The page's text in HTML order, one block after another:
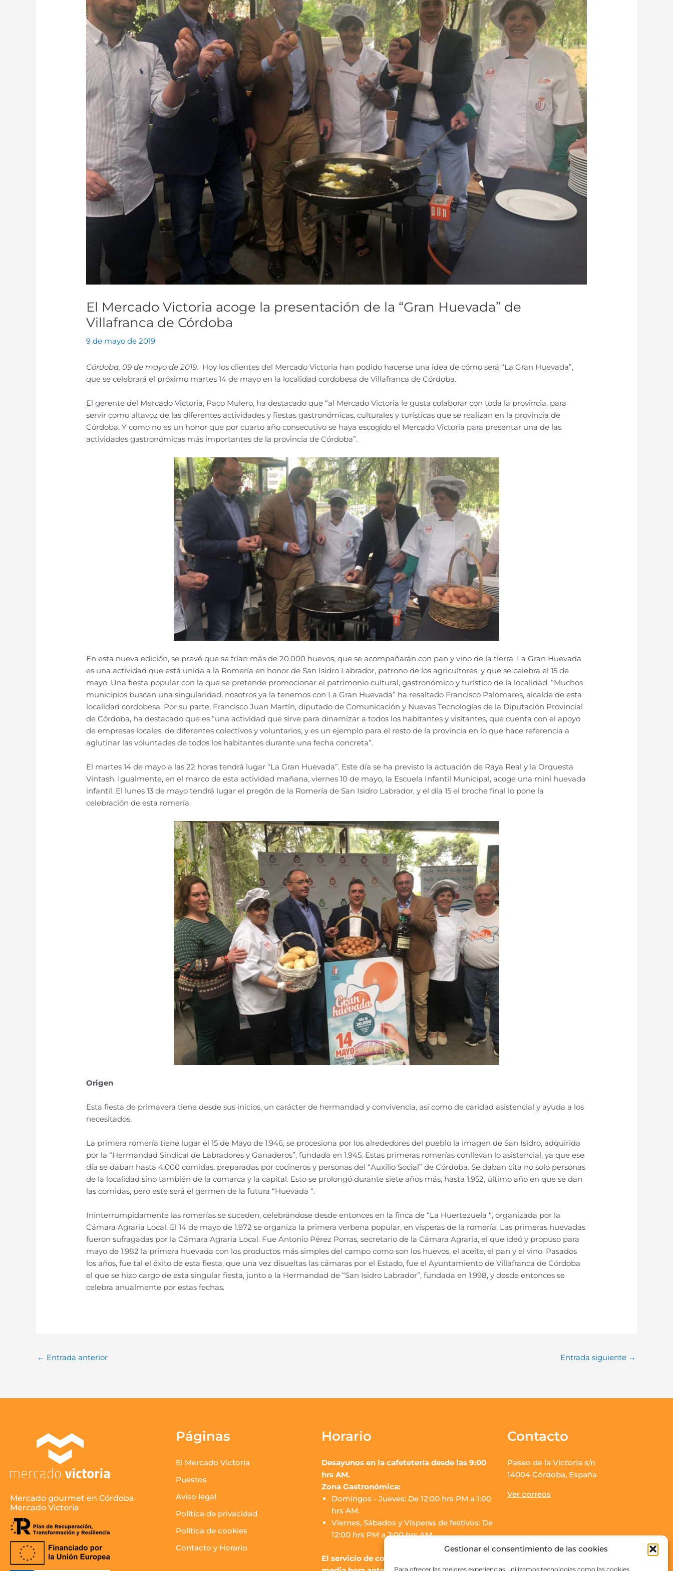
Gestionar el consentimiento de las cookies
Para ofrecer las mejores experiencias, utilizamos tecnologías como las cookies
El Mercado Victoria acoge la presentación de la “Gran Huevada” de
Villafranca de Córdoba
9 de mayo de 2019
Córdoba, 09 de mayo de 2019. Hoy los clientes del Mercado Victoria han podido hacerse una idea de cómo será “La Gran Huevada”,
que se celebrará el próximo martes 14 de mayo en la localidad cordobesa de Villafranca de Córdoba.
El gerente del Mercado Victoria, Paco Mulero, ha destacado que “al Mercado Victoria le gusta colaborar con toda la provincia, para
servir como altavoz de las diferentes actividades y fiestas gastronómicas, culturales y turísticas que se realizan en la provincia de
Córdoba. Y como no es un honor que por cuarto año consecutivo se haya escogido el Mercado Victoria para presentar una de las
actividades gastronómicas más importantes de la provincia de Córdoba”.
En esta nueva edición, se prevé que se frían más de 20.000 huevos, que se acompañarán con pan y vino de la tierra. La Gran Huevada
es una actividad que está unida a la Romería en honor de San Isidro Labrador, patrono de los agricultores, y que se celebra el 15 de
mayo. Una fiesta popular con la que se pretende promocionar el patrimonio cultural, gastronómico y turístico de la localidad. “Muchos
municipios buscan una singularidad, nosotros ya la tenemos con La Gran Huevada” ha resaltado Francisco Palomares, alcalde de esta
localidad cordobesa. Por su parte, Francisco Juan Martín, diputado de Comunicación y Nuevas Tecnologías de la Diputación Provincial
de Córdoba, ha destacado que es “una actividad que sirve para dinamizar a todos los habitantes y visitantes, que cuenta con el apoyo
de empresas locales, de diferentes colectivos y voluntarios, y es un ejemplo para el resto de la provincia en lo que hace referencia a
aglutinar las voluntades de todos los habitantes durante una fecha concreta”.
El martes 14 de mayo a las 22 horas tendrá lugar “La Gran Huevada”. Este día se ha previsto la actuación de Raya Real y la Orquesta
Vintash. Igualmente, en el marco de esta actividad mañana, viernes 10 de mayo, la Escuela Infantil Municipal, acoge una mini huevada
infantil. El lunes 13 de mayo tendrá lugar el pregón de la Romería de San Isidro Labrador, y el día 15 el broche final lo pone la
celebración de esta romería.
Origen
Esta fiesta de primavera tiene desde sus inicios, un carácter de hermandad y convivencia, así como de caridad asistencial y ayuda a los
necesitados.
La primera romería tiene lugar el 15 de Mayo de 1.946, se procesiona por los alrededores del pueblo la imagen de San Isidro, adquirida
por la “Hermandad Sindical de Labradores y Ganaderos”, fundada en 1.945. Estas primeras romerías conllevan lo asistencial, ya que ese
día se daban hasta 4.000 comidas, preparadas por cocineros y personas del “Auxilio Social” de Córdoba. Se daban cita no solo personas
de la localidad sino también de la comarca y la capital. Esto se prolongó durante siete años más, hasta 1.952, último año en que se dan
las comidas, pero este será el germen de la futura “Huevada “.
Ininterrumpidamente las romerías se suceden, celebrándose desde entonces en la finca de “La Huertezuela “, organizada por la
Cámara Agraria Local. El 14 de mayo de 1.972 se organiza la primera verbena popular, en vísperas de la romería. Las primeras huevadas
fueron sufragadas por la Cámara Agraria Local. Fue Antonio Pérez Porras, secretario de la Cámara Agraria, el que ideó y propuso para
mayo de 1.982 la primera huevada con los productos más simples del campo como son los huevos, el aceite, el pan y el vino. Pasados
los años, fue tal el éxito de esta fiesta, que una vez disueltas las cámaras por el Estado, fue el Ayuntamiento de Villafranca de Córdoba
el que se hizo cargo de esta singular fiesta, junto a la Hermandad de “San Isidro Labrador”, fundada en 1.998, y desde entonces se
celebra anualmente por estas fechas.
← Entrada anterior Entrada siguiente →
Mercado gourmet en Córdoba
Mercado Victoria
Páginas
El Mercado Victoria
Puestos
Aviso legal
Política de privacidad
Política de cookies
Contacto y Horario
Horario
Desayunos en la cafetetería desde las 9:00
hrs AM.
Zona Gastronómica:
Domingos - Jueves: De 12:00 hrs PM a 1:00
hrs AM.
Viernes, Sábados y Vísperas de festivos: De
12:00 hrs PM a 2:00 hrs AM.
El servicio de cocina de los puestos finalizará
Contacto
Paseo de la Victoria s/n
14004 Córdoba, España
Ver correos